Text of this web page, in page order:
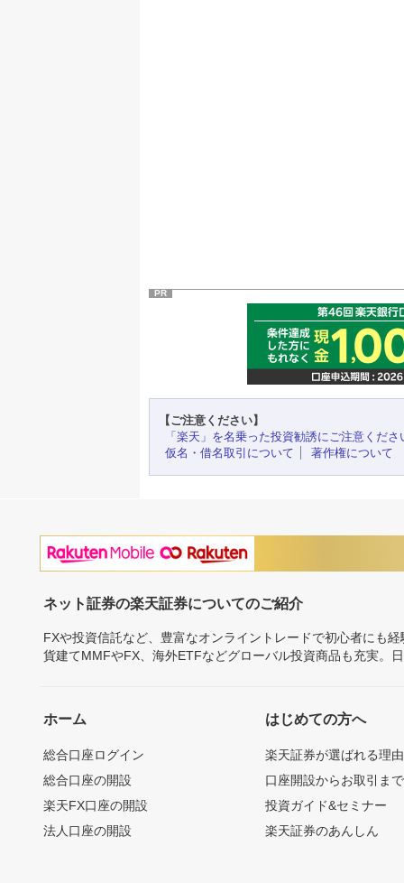
PR
【ご注意ください】
「楽天」を名乗った投資勧誘にご注意くださ
仮名・借名取引について
著作権について
ネット証券の楽天証券についてのご紹介
FXや投資信託など、豊富なオンライントレードで初心者にも
貨建てMMFやFX、海外ETFなどグローバル投資商品も充実。
ホーム
総合口座ログイン
総合口座の開設
楽天FX口座の開設
法人口座の開設
はじめての方へ
楽天証券が選ばれる理由
口座開設からお取引ま
投資ガイド&セミナー
楽天証券のあんしん